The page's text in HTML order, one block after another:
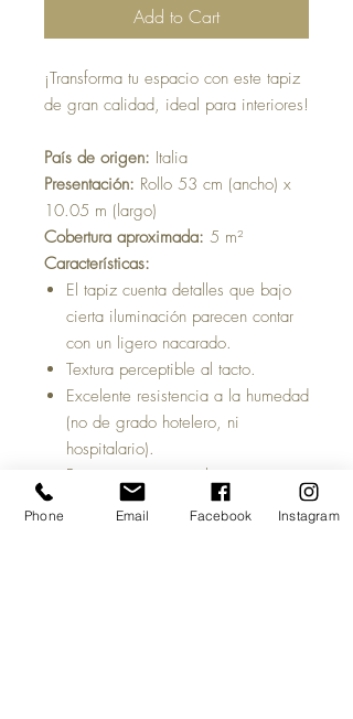
Add to Cart
¡Transforma tu espacio con este tapiz
de gran calidad, ideal para interiores!
País de origen: Italia
Presentación: Rollo 53 cm (ancho) x
10.05 m (largo)
Cobertura aproximada: 5 m²
Características:
El tapiz cuenta detalles que bajo
cierta iluminación parecen contar
con un ligero nacarado.
Textura perceptible al tacto.
Excelente resistencia a la humedad
(no de grado hotelero, ni
hospitalario).
Buena resistencia a luz.
Repetición del patrón:
0 cm
Tiempo estimado de entrega:5 a 7
Phone Email Facebook Instagram